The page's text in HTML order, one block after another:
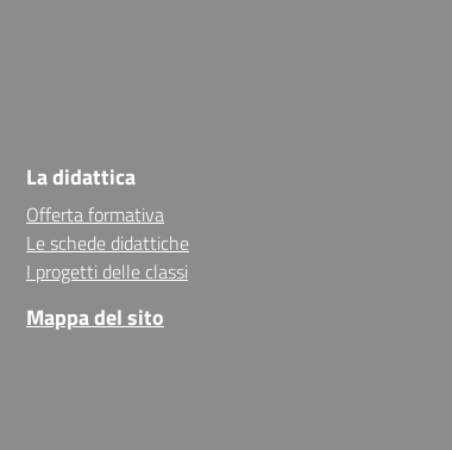
La didattica
Offerta formativa
Le schede didattiche
I progetti delle classi
Mappa del sito